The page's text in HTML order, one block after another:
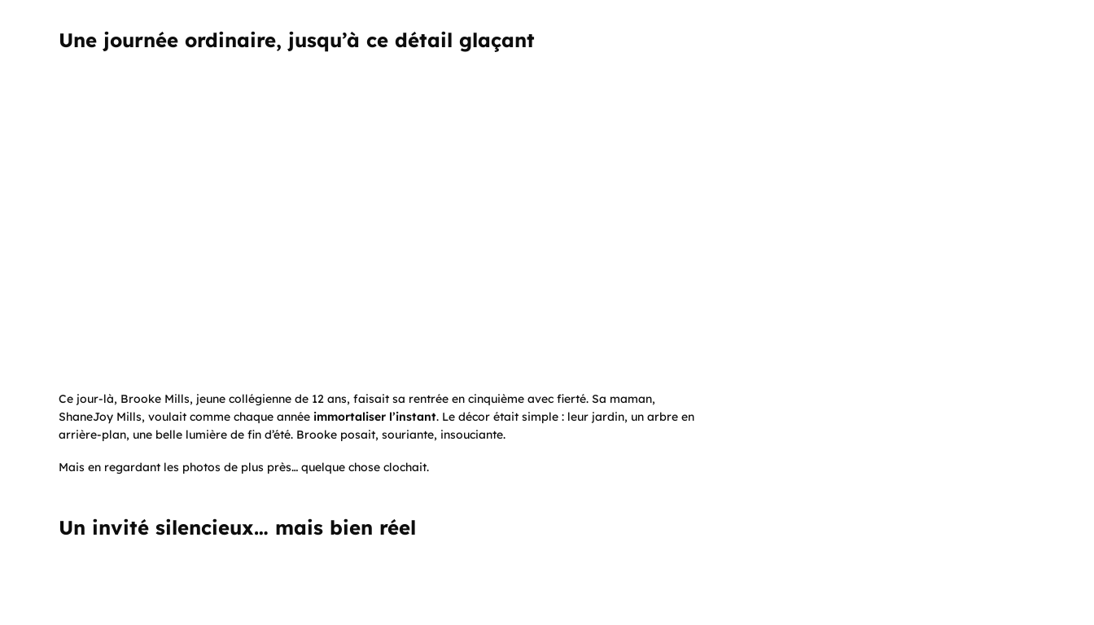
Une journée ordinaire, jusqu’à ce détail glaçant
Ce jour-là, Brooke Mills, jeune collégienne de 12 ans, faisait sa rentrée en cinquième avec fierté. Sa maman,
ShaneJoy Mills, voulait comme chaque année immortaliser l’instant. Le décor était simple : leur jardin, un arbre en
arrière-plan, une belle lumière de fin d’été. Brooke posait, souriante, insouciante.
Mais en regardant les photos de plus près… quelque chose clochait.
Un invité silencieux… mais bien réel